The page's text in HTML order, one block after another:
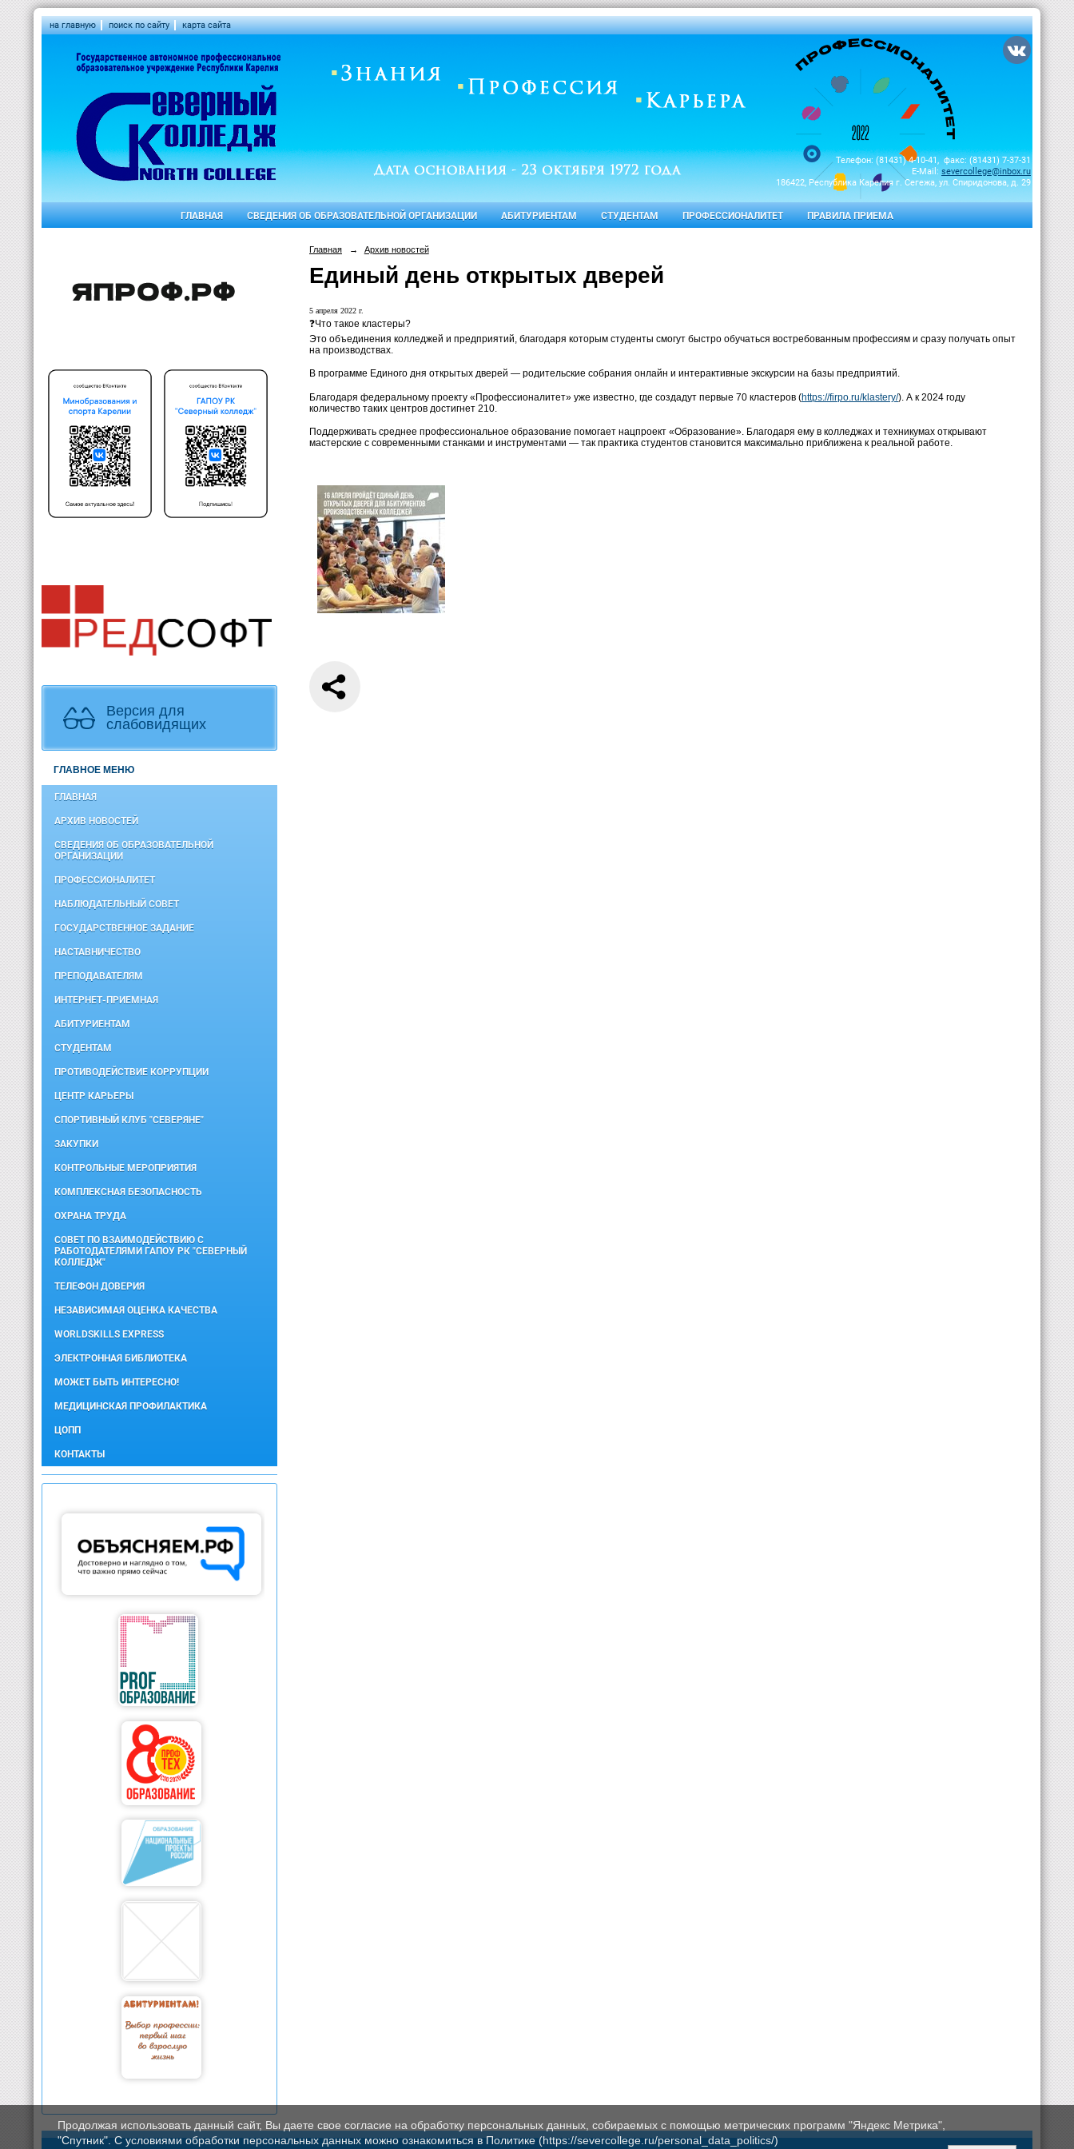
на главную поиск по сайту карта сайта
Телефон: (81431) 4-10-41, факс: (81431) 7-37-31
E-Mail: severcollege@inbox.ru
186422, Республика Карелия г. Сегежа, ул. Спиридонова, д. 29
ГЛАВНАЯ СВЕДЕНИЯ ОБ ОБРАЗОВАТЕЛЬНОЙ ОРГАНИЗАЦИИ АБИТУРИЕНТАМ СТУДЕНТАМ ПРОФЕССИОНАЛИТЕТ ПРАВИЛА ПРИЕМА
Версия для
слабовидящих
ГЛАВНОЕ МЕНЮ
ГЛАВНАЯ
АРХИВ НОВОСТЕЙ
СВЕДЕНИЯ ОБ ОБРАЗОВАТЕЛЬНОЙ
ОРГАНИЗАЦИИ
ПРОФЕССИОНАЛИТЕТ
НАБЛЮДАТЕЛЬНЫЙ СОВЕТ
ГОСУДАРСТВЕННОЕ ЗАДАНИЕ
НАСТАВНИЧЕСТВО
ПРЕПОДАВАТЕЛЯМ
ИНТЕРНЕТ-ПРИЕМНАЯ
АБИТУРИЕНТАМ
СТУДЕНТАМ
ПРОТИВОДЕЙСТВИЕ КОРРУПЦИИ
ЦЕНТР КАРЬЕРЫ
СПОРТИВНЫЙ КЛУБ "СЕВЕРЯНЕ"
ЗАКУПКИ
КОНТРОЛЬНЫЕ МЕРОПРИЯТИЯ
КОМПЛЕКСНАЯ БЕЗОПАСНОСТЬ
ОХРАНА ТРУДА
СОВЕТ ПО ВЗАИМОДЕЙСТВИЮ С
РАБОТОДАТЕЛЯМИ ГАПОУ РК "СЕВЕРНЫЙ
КОЛЛЕДЖ"
ТЕЛЕФОН ДОВЕРИЯ
НЕЗАВИСИМАЯ ОЦЕНКА КАЧЕСТВА
WORLDSKILLS EXPRESS
ЭЛЕКТРОННАЯ БИБЛИОТЕКА
МОЖЕТ БЫТЬ ИНТЕРЕСНО!
МЕДИЦИНСКАЯ ПРОФИЛАКТИКА
ЦОПП
КОНТАКТЫ
Главная → Архив новостей
Единый день открытых дверей
5 апреля 2022 г.
❓Что такое кластеры?
Это объединения колледжей и предприятий, благодаря которым студенты смогут быстро обучаться востребованным профессиям и сразу получать опыт
на производствах.
В программе Единого дня открытых дверей — родительские собрания онлайн и интерактивные экскурсии на базы предприятий.
Благодаря федеральному проекту «Профессионалитет» уже известно, где создадут первые 70 кластеров (https://firpo.ru/klastery/). А к 2024 году
количество таких центров достигнет 210.
Поддерживать среднее профессиональное образование помогает нацпроект «Образование». Благодаря ему в колледжах и техникумах открывают
мастерские с современными станками и инструментами — так практика студентов становится максимально приближена к реальной работе.
Продолжая использовать данный сайт, Вы даете свое согласие на обработку персональных данных, собираемых с помощью метрических программ "Яндекс Метрика",
"Спутник". С условиями обработки персональных данных можно ознакомиться в Политике (https://severcollege.ru/personal_data_politics/)